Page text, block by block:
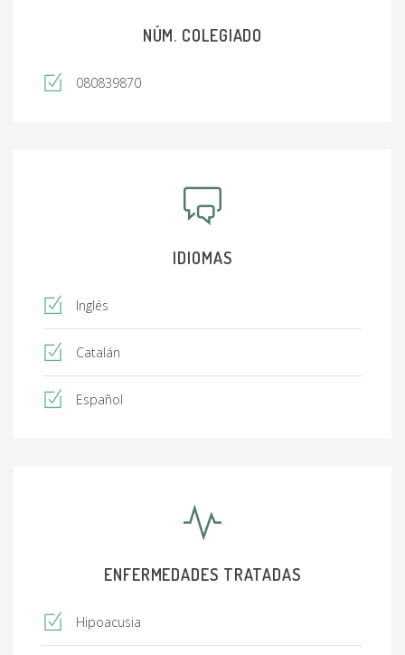
NÚM. COLEGIADO
080839870
IDIOMAS
Inglés
Catalán
Español
ENFERMEDADES TRATADAS
Hipoacusia